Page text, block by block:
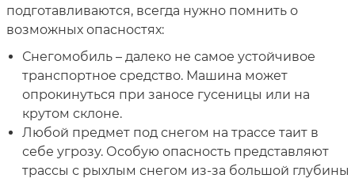
подготавливаются, всегда нужно помнить о
возможных опасностях:
Снегомобиль – далеко не самое устойчивое
транспортное средство. Машина может
опрокинуться при заносе гусеницы или на
крутом склоне.
Любой предмет под снегом на трассе таит в
себе угрозу. Особую опасность представляют
трассы с рыхлым снегом из-за большой глубины